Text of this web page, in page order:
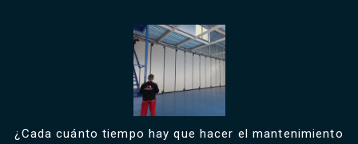
¿Cada cuánto tiempo hay que hacer el mantenimiento